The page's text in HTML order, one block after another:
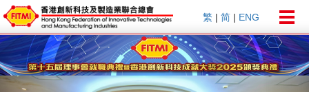
繁 | 简 | ENG
Previous